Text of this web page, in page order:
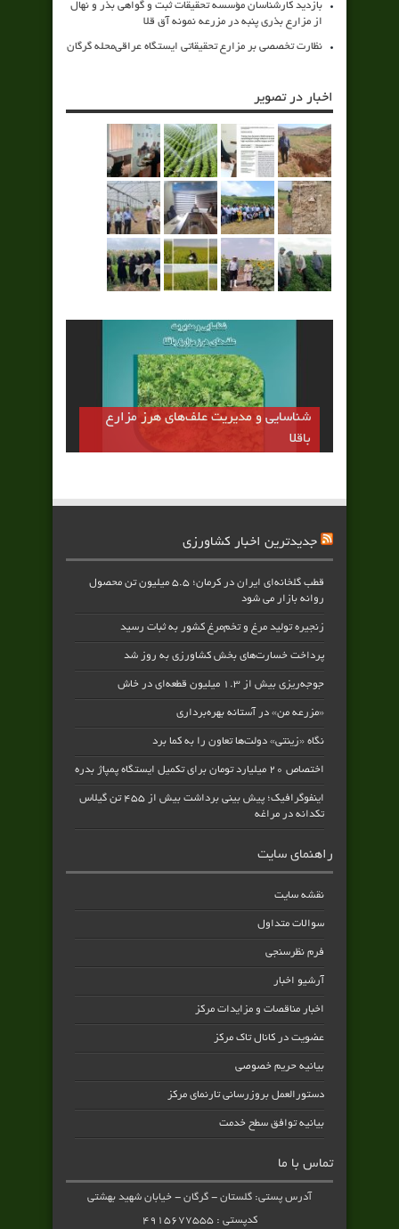
بازدید کارشناسان مؤسسه تحقیقات ثبت و گواهی بذر و نهال
از مزارع بذری پنبه در مزرعه نمونه آق قلا
نظارت تخصصی بر مزارع تحقیقاتی ایستگاه عراقی‌محله گرگان
اخبار در تصویر
شناسایی و مدیریت علف‌های هرز مزارع
باقلا
جدیدترین اخبار کشاورزی
قطب گلخانه‌ای ایران در کرمان؛ ۵.۵ میلیون تن محصول
روانه بازار می شود
زنجیره تولید مرغ و تخم‌مرغ کشور به ثبات رسید
پرداخت خسارت‌های بخش کشاورزی به‌ روز شد
جوجه‌ریزی بیش از ۱.۳ میلیون قطعه‌ای در خاش
«مزرعه من» در آستانه بهره‌برداری
نگاه «زینتی» دولت‌ها تعاون را به کما برد
اختصاص ۲۰ میلیارد تومان برای تکمیل ایستگاه پمپاژ بدره
اینفوگرافیک؛ پیش بینی برداشت بیش از ۴۵۵ تن گیلاس
تکدانه در مراغه
راهنمای سایت
نقشه سایت
سوالات متداول
فرم نظرسنجی
آرشیو اخبار
اخبار مناقصات و مزایدات مرکز
عضویت در کانال تاک مرکز
بیانیه حریم خصوصی
دستورالعمل بروزرسانی تارنمای مرکز
بیانیه توافق سطح خدمت
تماس با ما
آدرس پستی: گلستان - گرگان - خیابان شهید بهشتی
کدپستی : ۴۹۱۵۶۷۷۵۵۵